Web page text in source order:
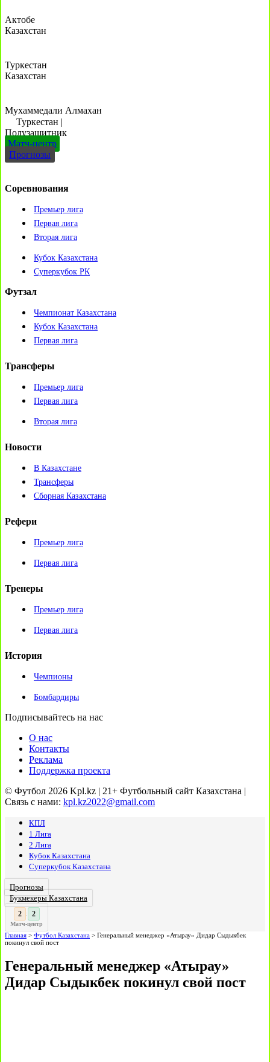
Актобе
Казахстан
Туркестан
Казахстан
Мухаммедали Алмахан
Туркестан |
Полузащитник
Матч-центр
Прогнозы
Соревнования
Премьер лига
Первая лига
Вторая лига
Кубок Казахстана
Суперкубок РК
Футзал
Чемпионат Казахстана
Кубок Казахстана
Первая лига
Трансферы
Премьер лига
Первая лига
Вторая лига
Новости
В Казахстане
Трансферы
Сборная Казахстана
Рефери
Премьер лига
Первая лига
Тренеры
Премьер лига
Первая лига
История
Чемпионы
Бомбардиры
Подписывайтесь на нас
О нас
Контакты
Реклама
Поддержка проекта
© Футбол 2026 Kpl.kz | 21+ Футбольный сайт Казахстана |
Связь с нами: kpl.kz2022@gmail.com
КПЛ
1 Лига
2 Лига
Кубок Казахстана
Суперкубок Казахстана
Прогнозы
Букмекеры Казахстана
3 :
3
Матч-центр
Главная > Футбол Казахстана > Генеральный менеджер «Атырау» Дидар Сыдыкбек
покинул свой пост
Генеральный менеджер «Атырау»
Дидар Сыдыкбек покинул свой пост